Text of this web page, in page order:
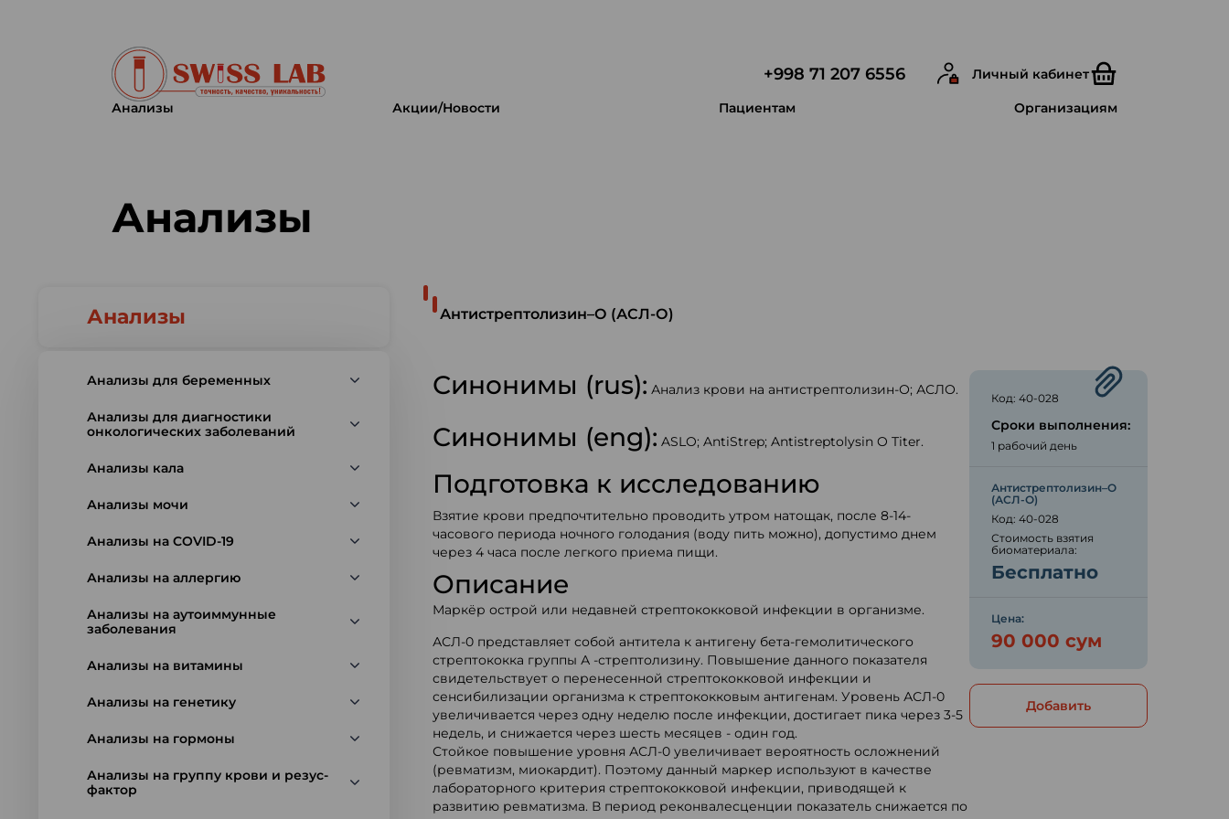
+998 71 207 6556 Личный кабинет
Анализы Акции/Новости Пациентам Организациям
Анализы
Анализы
Анализы для беременных
Анализы для диагностики
онкологических заболеваний
Анализы кала
Анализы мочи
Анализы на COVID-19
Анализы на аллергию
Анализы на аутоиммунные
заболевания
Анализы на витамины
Анализы на генетику
Анализы на гормоны
Анализы на группу крови и резус-
фактор
Антистрептолизин–О (АСЛ-О)
Синонимы (rus): Анализ крови на антистрептолизин-О; АСЛО.
Синонимы (eng): ASLO; AntiStrep; Antistreptolysin O Titer.
Подготовка к исследованию
Взятие крови предпочтительно проводить утром натощак, после 8-14-
часового периода ночного голодания (воду пить можно), допустимо днем
через 4 часа после легкого приема пищи.
Описание
Маркёр острой или недавней стрептококковой инфекции в организме.
АСЛ-0 представляет собой антитела к антигену бета-гемолитического
стрептококка группы А -стрептолизину. Повышение данного показателя
свидетельствует о перенесенной стрептококковой инфекции и
сенсибилизации организма к стрептококковым антигенам. Уровень АСЛ-0
увеличивается через одну неделю после инфекции, достигает пика через 3-5
недель, и снижается через шесть месяцев - один год.
Стойкое повышение уровня АСЛ-0 увеличивает вероятность осложнений
(ревматизм, миокардит). Поэтому данный маркер используют в качестве
лабораторного критерия стрептококковой инфекции, приводящей к
развитию ревматизма. В период реконвалесценции показатель снижается по
Код: 40-028
Сроки выполнения:
1 рабочий день
Антистрептолизин–О
(АСЛ-О)
Код: 40-028
Стоимость взятия
биоматериала:
Бесплатно
Цена:
90 000 сум
Добавить